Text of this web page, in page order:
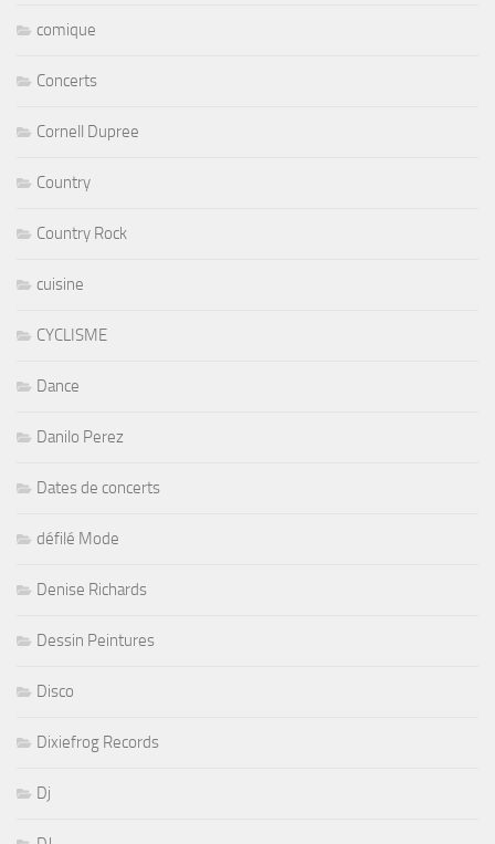
comique
Concerts
Cornell Dupree
Country
Country Rock
cuisine
CYCLISME
Dance
Danilo Perez
Dates de concerts
défilé Mode
Denise Richards
Dessin Peintures
Disco
Dixiefrog Records
Dj